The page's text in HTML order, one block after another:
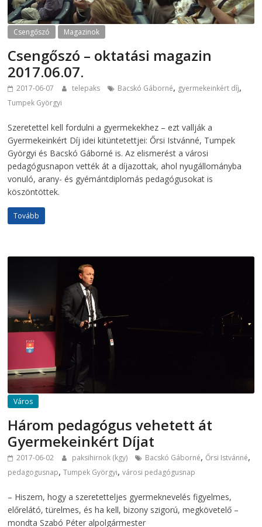
Csengőszó Magazinok
Csengőszó – oktatási magazin
2017.06.07.
2017-06-07 telepaks Bacskó Gáborné, gyermekeinkért díj,
Tumpek Györgyi
Szeretettel kell fordulni a gyermekekhez – ezt vallják a
Gyermekeinkért Díj idei kitüntetettjei: Őrsi Istvánné, Tumpek
Györgyi és Bacskó Gáborné is. Az elismerést a városi
pedagógusnapon vették át a díjazottak, ahol nyugállományba
vonuló, arany- és gyémántdiplomás pedagógusokat is
köszöntöttek.
Tovább
Város
Három pedagógus vehetett át
Gyermekeinkért Díjat
2017-06-02 paksihirnok (kgy) Bacskó Gáborné,Őrsi Istvánné,
pedagogusnap,Tumpek Györgyi,városi pedagógusnap
– Hiszem, hogy a szeretetteljes gyermeknevelés figyelmes,
előrelátó, türelmes, és ha kell, bizony szigorú, megkövetelő –
mondta Szabó Péter alpolgármester